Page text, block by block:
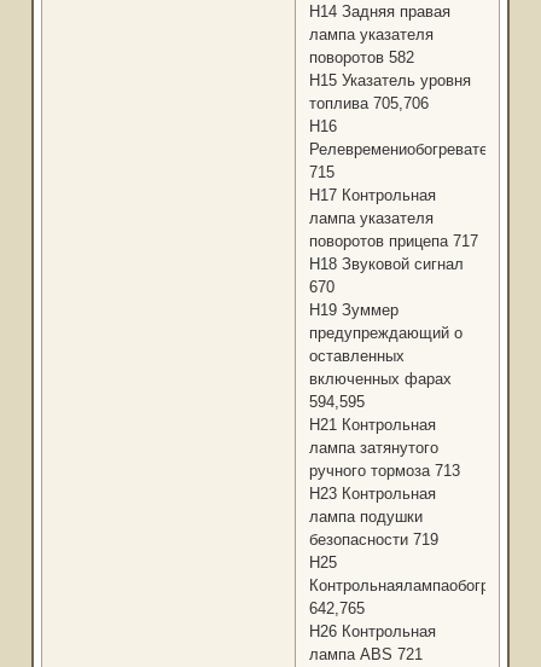
Н14 Задняя правая
лампа указателя
поворотов 582
Н15 Указатель уровня
топлива 705,706
H16
715
Н17 Контрольная
лампа указателя
поворотов прицепа 717
Н18 Звуковой сигнал
670
Н19 Зуммер
предупреждающий о
оставленных
включенных фарах
594,595
H21 Контрольная
лампа затянутого
ручного тормоза 713
Н23 Контрольная
лампа подушки
безопасности 719
Н25
642,765
Н26 Контрольная
лампа ABS 721